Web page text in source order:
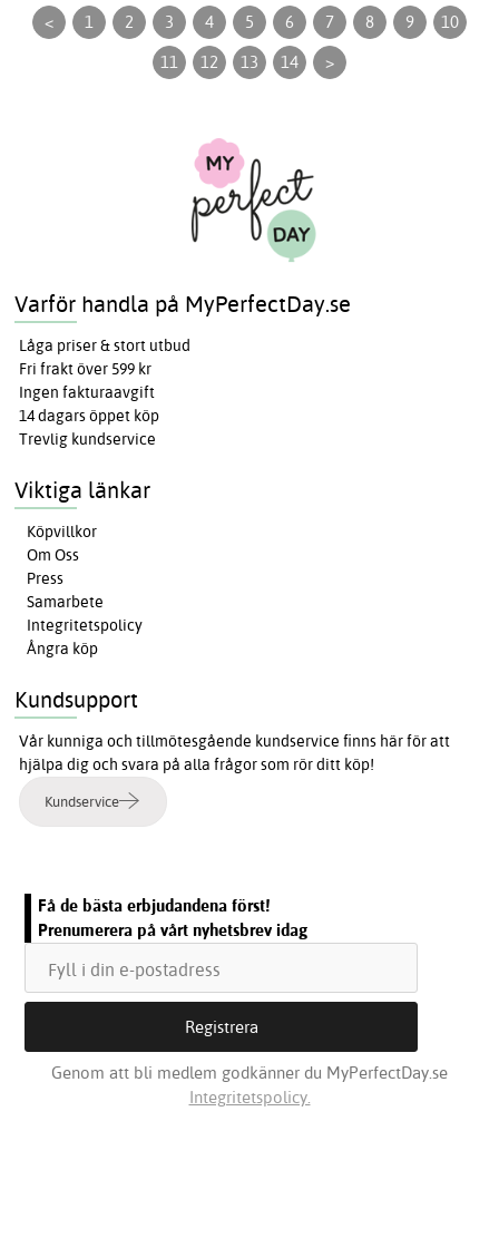
< 1 2 3 4 5 6 7 8 9
10
11
12 13 14 >
Varför handla på MyPerfectDay.se
Låga priser & stort utbud
Fri frakt över 599 kr
Ingen fakturaavgift
14 dagars öppet köp
Trevlig kundservice
Viktiga länkar
Köpvillkor
Om Oss
Press
Samarbete
Integritetspolicy
Ångra köp
Kundsupport
Vår kunniga och tillmötesgående kundservice finns här för att
hjälpa dig och svara på alla frågor som rör ditt köp!
Kundservice
Få de bästa erbjudandena först!
Prenumerera på vårt nyhetsbrev idag
Genom att bli medlem godkänner du MyPerfectDay.se
Integritetspolicy.